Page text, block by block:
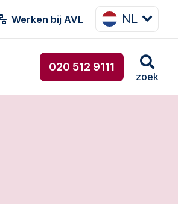
Werken bij AVL NL
020 512 9111
zoek